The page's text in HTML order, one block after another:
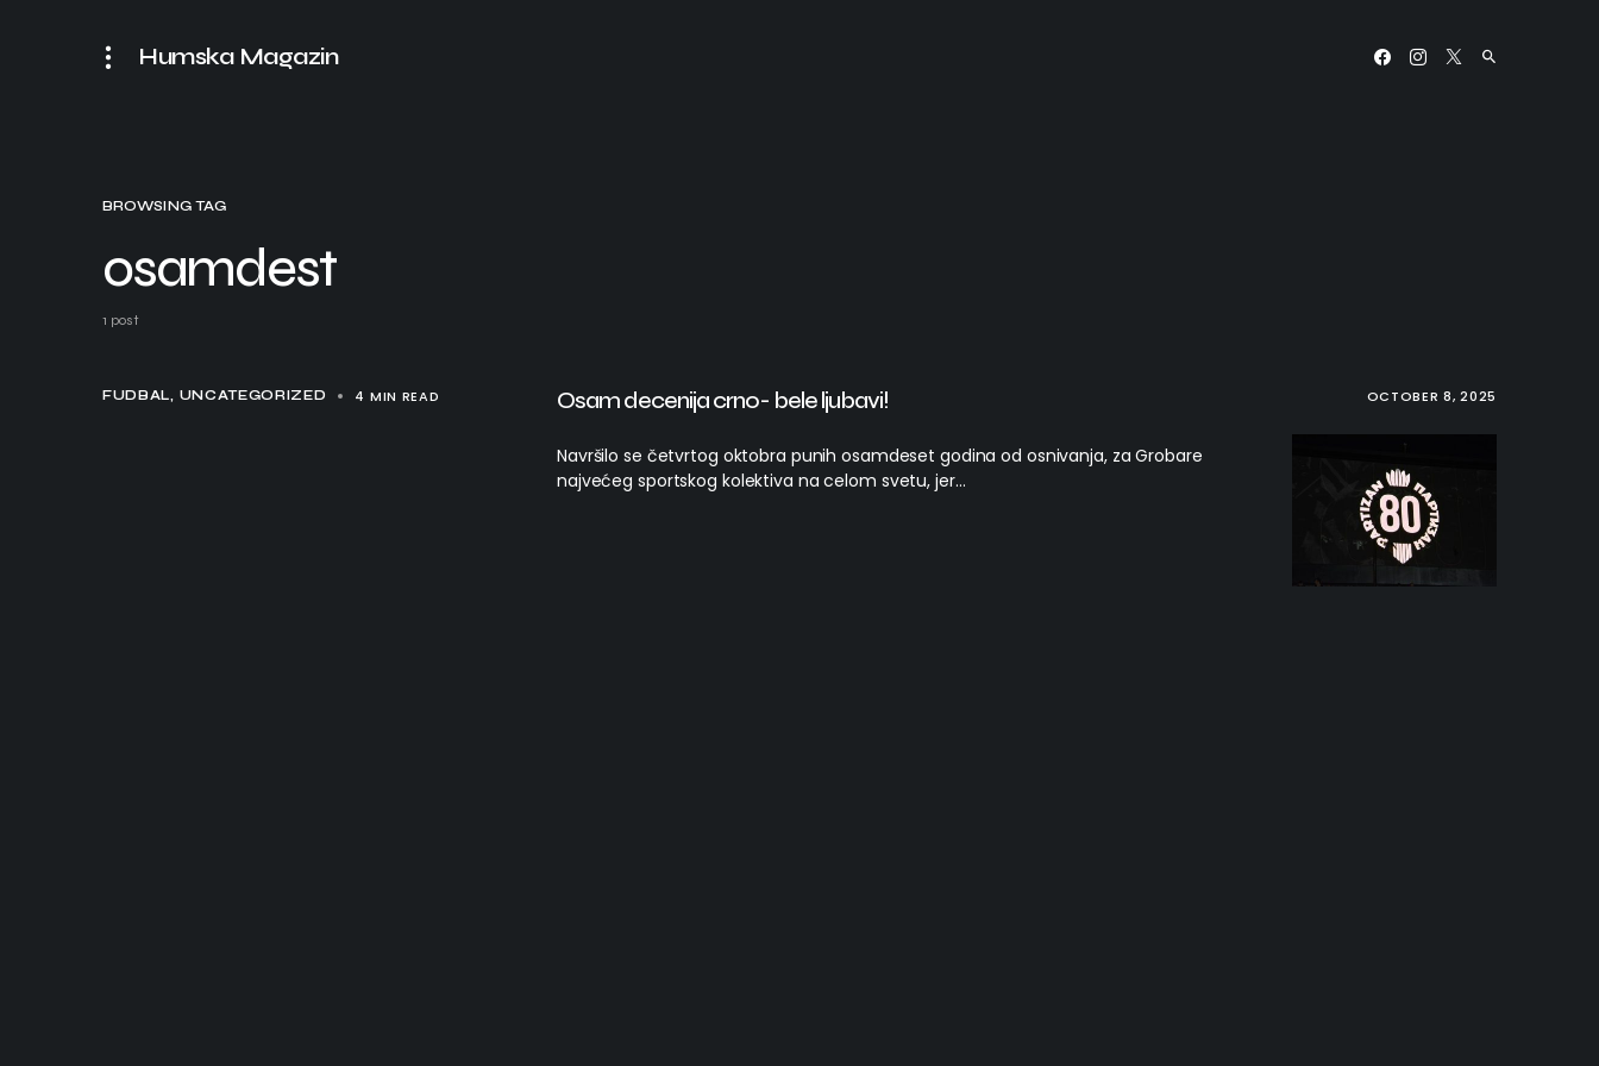
Humska Magazin
BROWSING TAG
osamdest
1 post
FUDBAL UNCATEGORIZED 4 MIN READ Osam decenija crno- bele ljubavi!
Navršilo se četvrtog oktobra punih osamdeset godina od osnivanja, za Grobare
najvećeg sportskog kolektiva na celom svetu, jer…
OCTOBER 8, 2025